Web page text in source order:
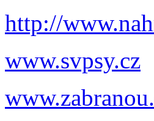
http://
www.svpsy.cz